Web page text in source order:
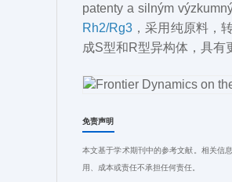
patenty a silným
Rh2/Rg3 ，采用纯原料，
成S型和R型异构体，具有
免责声明
本文基于学术期刊中的参考文献。相关信
用、成本或责任不承担任何责任。